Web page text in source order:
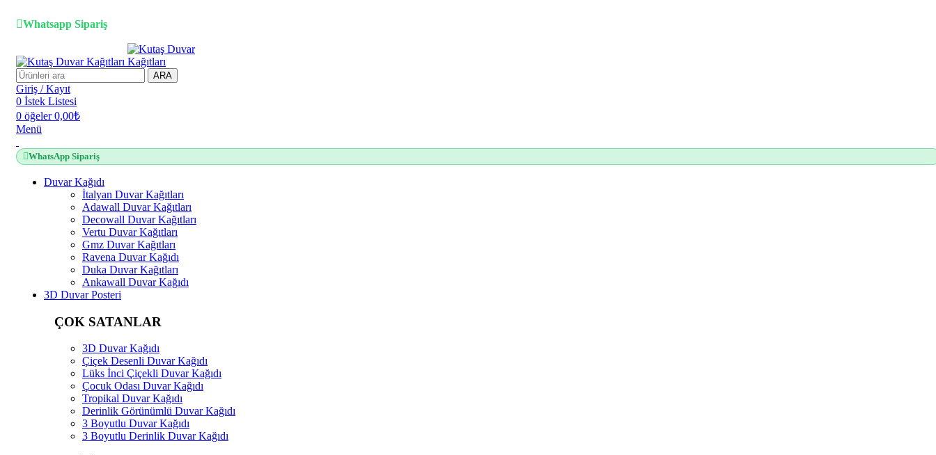
Whatsapp Sipariş
ARA
Giriş / Kayıt
0 İstek Listesi
0 öğeler 0,00₺
Menü
WhatsApp Sipariş
Duvar Kağıdı
İtalyan Duvar Kağıtları
Adawall Duvar Kağıtları
Decowall Duvar Kağıtları
Vertu Duvar Kağıtları
Gmz Duvar Kağıtları
Ravena Duvar Kağıdı
Duka Duvar Kağıtları
Ankawall Duvar Kağıdı
3D Duvar Posteri
ÇOK SATANLAR
3D Duvar Kağıdı
Çiçek Desenli Duvar Kağıdı
Lüks İnci Çiçekli Duvar Kağıdı
Çocuk Odası Duvar Kağıdı
Tropikal Duvar Kağıdı
Derinlik Görünümlü Duvar Kağıdı
3 Boyutlu Duvar Kağıdı
3 Boyutlu Derinlik Duvar Kağıdı